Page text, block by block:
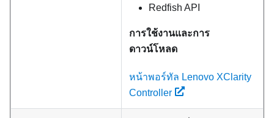
Redfish API
การใช้งานและการ
ดาวน์โหลด
หน้าพอร์ทัล Lenovo XClarity
Controller